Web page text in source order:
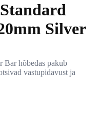
Silver
Bar hõbedas pakub
vastupidavust ja